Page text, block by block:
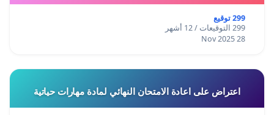
299 توقيع
299 التوقيعات / 12 أشهر
28 Nov 2025
اعتراض على اعادة الامتحان النهائي لمادة مهارات حياتية